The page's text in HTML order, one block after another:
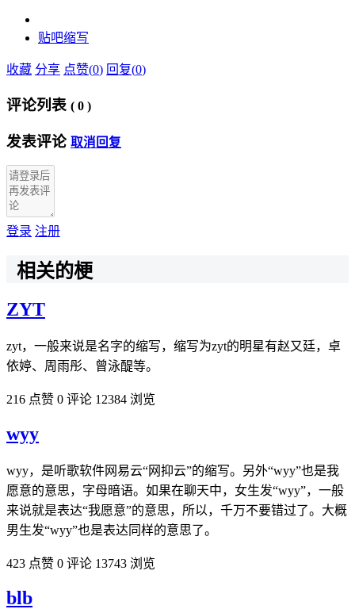
贴吧缩写
收藏 分享 点赞(0) 回复(0)
评论列表 ( 0 )
发表评论 取消回复
登录 注册
相关的梗
ZYT
zyt，一般来说是名字的缩写，缩写为zyt的明星有赵又廷，卓
依婷、周雨彤、曾泳醍等。
216 点赞 0 评论 12384 浏览
wyy
wyy，是听歌软件网易云“网抑云”的缩写。另外“wyy”也是我
愿意的意思，字母暗语。如果在聊天中，女生发“wyy”，一般
来说就是表达“我愿意”的意思，所以，千万不要错过了。大概
男生发“wyy”也是表达同样的意思了。
423 点赞 0 评论 13743 浏览
blb